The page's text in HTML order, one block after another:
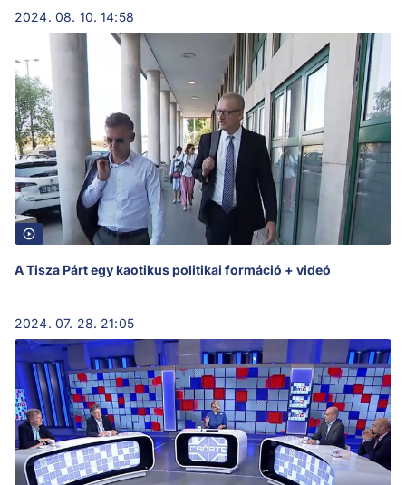
2024. 08. 10. 14:58
A Tisza Párt egy kaotikus politikai formáció + videó
2024. 07. 28. 21:05